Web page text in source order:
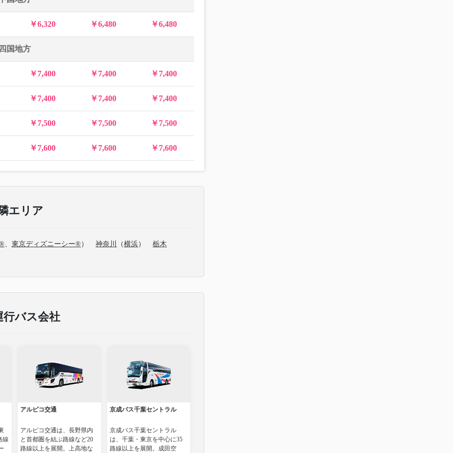
￥6,320 ￥6,480 ￥6,480
国地方
￥7,400 ￥7,400 ￥7,400
￥7,400 ￥7,400 ￥7,400
￥7,500 ￥7,500 ￥7,500
￥7,600 ￥7,600 ￥7,600
エリア
、 東京ディズニーシー® ） 神奈川 （横浜） 栃木
行バス会社
線
アルピコ交通
アルピコ交通は、長野県内
と首都圏を結ぶ路線など20
路線以上を展開。上高地な
京成バス千葉セントラル
京成バス千葉セントラル
は、千葉・東京を中心に35
路線以上を展開。成田空